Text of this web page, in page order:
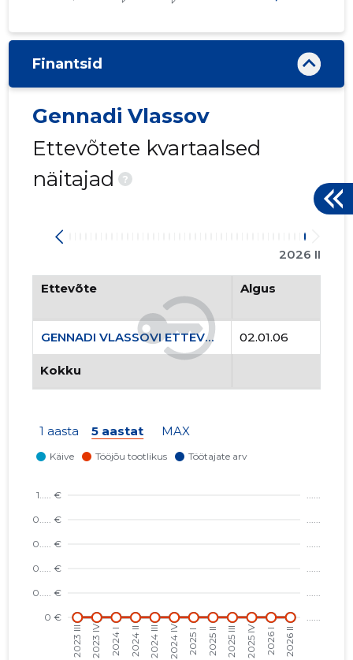
Finantsid
Gennadi Vlassov
Ettevõtete kvartaalsed
näitajad
?
2026 II
Ettevõte Algus
GENNADI VLASSOVI ETTEVÕTE KÜLM JA KUUM FIE 02.01.06
Kokku
1 aasta 5 aastat MAX